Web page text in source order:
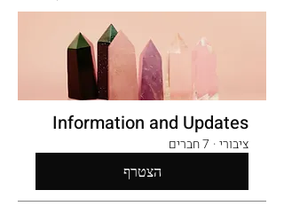
Information and Updates
ציבורי· 7 חברים
הצטרף